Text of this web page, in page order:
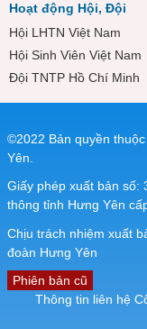
Hoạt động Hội, Đội
Hội LHTN Việt Nam
Hội Sinh Viên Việt Nam
Đội TNTP Hồ Chí Minh
©2022 Bản quyền
Yên.
Giấy phép xuất bản số:
thông tỉnh Hưng Yên
Chịu trách nhiệm xuất
đoàn Hưng Yên
Phiên bản cũ
Thông tin liên hệ